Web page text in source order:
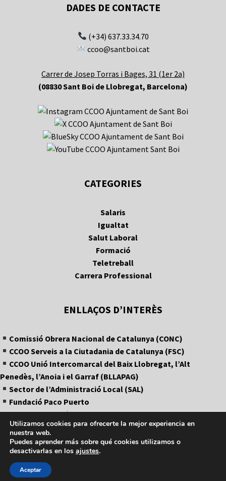
DADES DE CONTACTE
(+34) 637.33.34.70
ccoo@santboi.cat
Carrer de Josep Torras i Bages, 31 (1er 2a)
(08830 Sant Boi de Llobregat, Barcelona)
CATEGORIES
Salaris
Igualtat
Salut Laboral
Formació
Teletreball
Carrera Professional
ENLLAÇOS D’INTERÈS
Comissió Obrera Nacional de Catalunya (CONC)
CCOO Serveis a la Ciutadania de Catalunya (FSC)
CCOO Unió Intercomarcal del Baix Llobregat, l’Alt
Penedès, l’Anoia i el Garraf (BLLAPAG)
Sector de l’Administració Local (SAL)
Fundació Paco Puerto
APLC (Agrupació de Policies Locals de Catalunya)
© 2026 CCOO - Ajuntament Sant Boi de Llobregat
Utilizamos cookies para ofrecerte la mejor experiencia en
nuestra web.
Puedes aprender más sobre qué cookies utilizamos o
desactivarlas en los ajustes.
Aceptar